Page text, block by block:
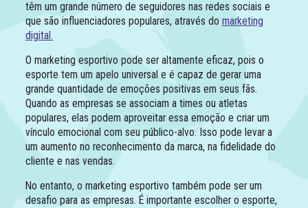
têm um grande número de seguidores nas redes sociais e
que são influenciadores populares, através do marketing
digital.
O marketing esportivo pode ser altamente eficaz, pois o
esporte tem um apelo universal e é capaz de gerar uma
grande quantidade de emoções positivas em seus fãs.
Quando as empresas se associam a times ou atletas
populares, elas podem aproveitar essa emoção e criar um
vínculo emocional com seu público-alvo. Isso pode levar a
um aumento no reconhecimento da marca, na fidelidade do
cliente e nas vendas.
No entanto, o marketing esportivo também pode ser um
desafio para as empresas. É importante escolher o esporte,